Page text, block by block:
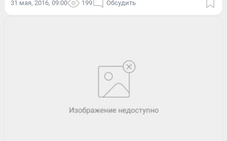
31 мая, 2016, 09:00 199 Обсудить